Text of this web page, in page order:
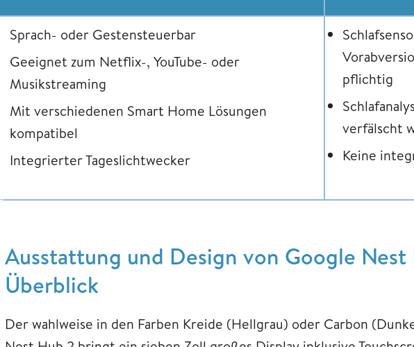
Sprach- oder Gestensteuerbar
Geeignet zum Netflix-, YouTube- oder
Musikstreaming
Mit verschiedenen Smart Home Lösungen
kompatibel
Integrierter Tageslichtwecker
pflichtig
verfälscht
Keine
Ausstattung und Design von Google Nest
Überblick
Der wahlweise in den Farben Kreide (Hellgrau) oder Carbon